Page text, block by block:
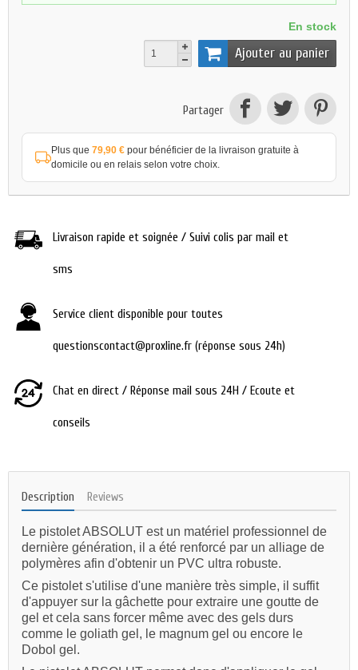
En stock
Ajouter au panier
Partager
Plus que 79,90 € pour bénéficier de la livraison gratuite à
domicile ou en relais selon votre choix.
Livraison rapide et soignée / Suivi colis par mail et
sms
Service client disponible pour toutes
questionscontact@proxline.fr (réponse sous 24h)
Chat en direct / Réponse mail sous 24H / Ecoute et
conseils
Description Reviews
Le pistolet ABSOLUT est un matériel professionnel de
dernière génération, il a été renforcé par un alliage de
polymères afin d'obtenir un PVC ultra robuste.
Ce pistolet s'utilise d'une manière très simple, il suffit
d'appuyer sur la gâchette pour extraire une goutte de
gel et cela sans forcer même avec des gels durs
comme le goliath gel, le magnum gel ou encore le
Dobol gel.